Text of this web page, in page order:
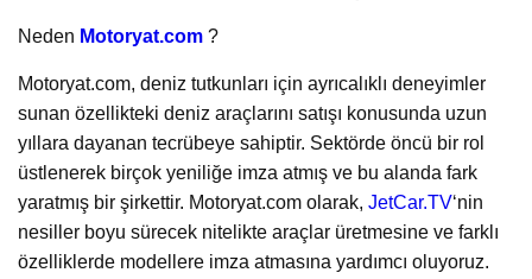
Neden Motoryat.com ?
Motoryat.com, deniz tutkunları için ayrıcalıklı deneyimler
sunan özellikteki deniz araçlarını satışı konusunda uzun
yıllara dayanan tecrübeye sahiptir. Sektörde öncü bir rol
üstlenerek birçok yeniliğe imza atmış ve bu alanda fark
yaratmış bir şirkettir. Motoryat.com olarak, JetCar.TV‘nin
nesiller boyu sürecek nitelikte araçlar üretmesine ve farklı
özelliklerde modellere imza atmasına yardımcı oluyoruz.